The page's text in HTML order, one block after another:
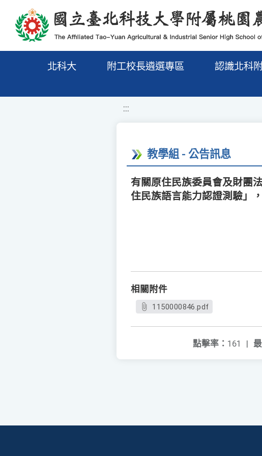
移至網頁之主要內容區位置
北科大 附工校長遴選專區 認識北科
:::
教學組 - 公告訊息
有關原住民族委員會及財團
住民族語言能力認證測驗」
相關附件
1150000846.pdf
點擊率： 161 |